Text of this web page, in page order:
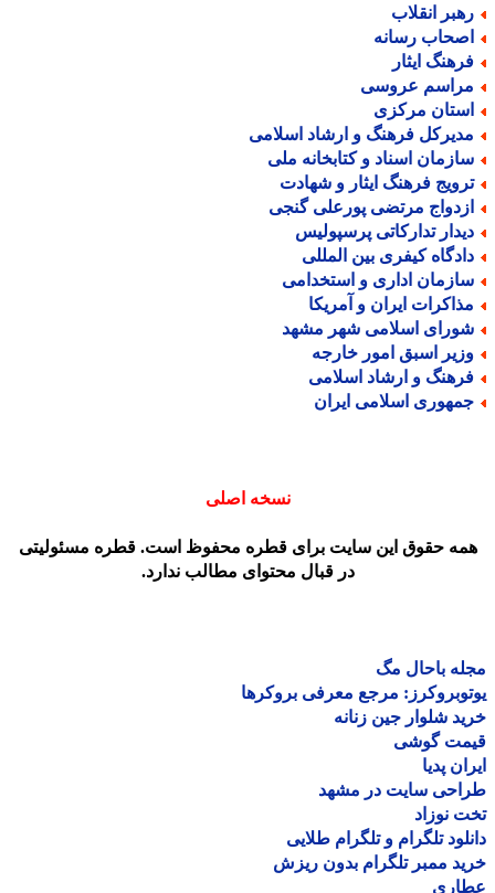
انقلاب
رسانه
ایثار
عروسی
مرکزی
فرهنگ و ارشاد اسلامی
اسناد و کتابخانه ملی
فرهنگ ایثار و شهادت
مرتضی پورعلی گنجی
تدارکاتی پرسپولیس
کیفری بین المللی
اداری و استخدامی
ایران و آمریکا
اسلامی شهر مشهد
اسبق امور خارجه
و ارشاد اسلامی
اسلامی ایران
نسخه اصلی
حقوق این سایت برای قطره محفوظ است. قطره مسئولیتی
در قبال محتوای مطالب ندارد.
باحال مگ
مرجع معرفی بروکرها
شلوار جین زنانه
گوشی
پدیا
سایت در مشهد
نوزاد
تلگرام و تلگرام طلایی
ممبر تلگرام بدون ریزش